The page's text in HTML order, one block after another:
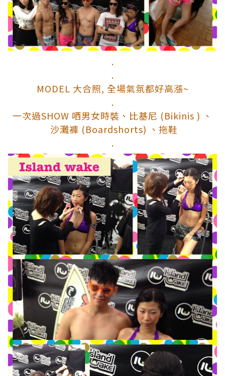
.
.
MODEL 大合照, 全場氣氛都好高漲~
.
一次過SHOW 哂男女時裝、比基尼 (Bikinis ) 、
沙灘褲 (Boardshorts) 、拖鞋
.